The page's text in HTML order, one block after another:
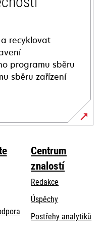
recyklovat
programu sběru
sběru zařízení
opens
Centrum
znalostí
Redakce
Úspěchy
Postřehy analytiků